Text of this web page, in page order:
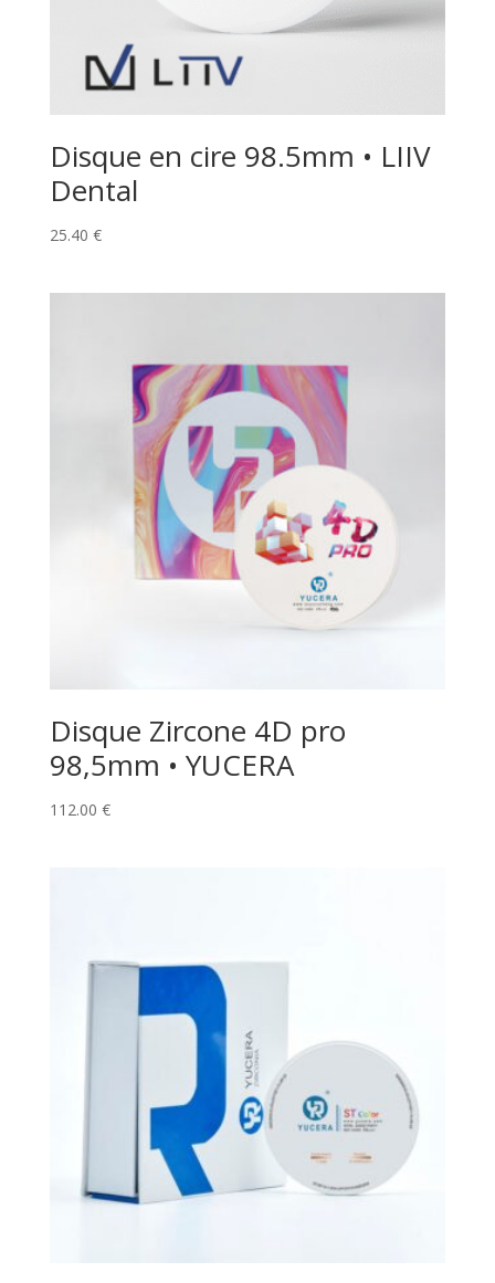
Disque en cire 98.5mm • LIIV
Dental
25.40 €
Disque Zircone 4D pro
98,5mm • YUCERA
112.00 €